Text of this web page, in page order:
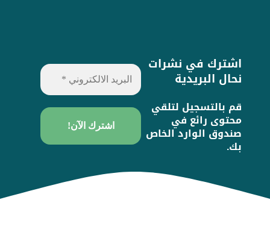
اشترك في نشرات
نحال البريدية
قم بالتسجيل لتلقي
محتوى رائع في
صندوق الوارد الخاص
بك.